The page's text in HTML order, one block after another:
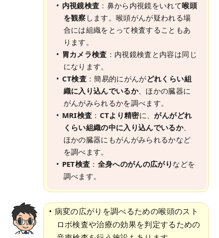
内視鏡検査 ：鼻から内視鏡をいれて喉頭
を観察 します。喉頭がんが疑われる場
合には組織をとって検査することもあ
ります。
胃カメラ検査 ：内視鏡検査と内容は同じ
になります。
CT検査：簡易的にがんがどれくらい組
織に入り込んでいるか、ほかの臓器に
がんがみられるかを調べます。
MRI検査 ： CTより精密に、がんがどれ
くらい組織の中に入り込んでいるか、
ほかの臓器にもがんがみられるかなど
を調べます。
PET検査 ： 全身へのがんの広がり などを
調べます。
病変の広がりを調べるための喉頭のスト
ロボ検査や治療の効果を判定するための